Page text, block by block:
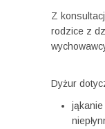
Z
rodzice z
Dyżur